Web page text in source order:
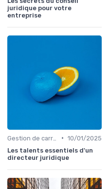
juridique pour votre
entreprise
• 10/01/2025
Les talents essentiels d'un
directeur juridique